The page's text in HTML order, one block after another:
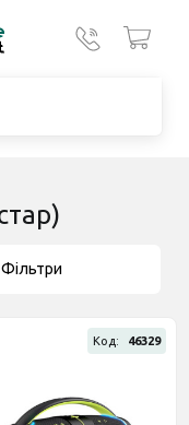
Фільтри
Код: 46329